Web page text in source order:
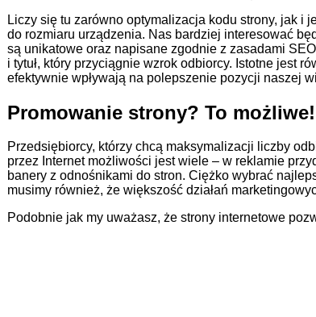
Liczy się tu zarówno optymalizacja kodu strony, jak i
do rozmiaru urządzenia. Nas bardziej interesować
są unikatowe oraz napisane zgodnie z zasadami
i tytuł, który przyciągnie wzrok odbiorcy. Istotne jest
efektywnie wpływają na polepszenie pozycji naszej
Promowanie strony? To możliwe!
Przedsiębiorcy, którzy chcą maksymalizacji liczby
przez Internet możliwości jest wiele – w reklamie
banery z odnośnikami do stron. Ciężko wybrać
musimy również, że większość działań
Podobnie jak my uważasz, że strony internetowe